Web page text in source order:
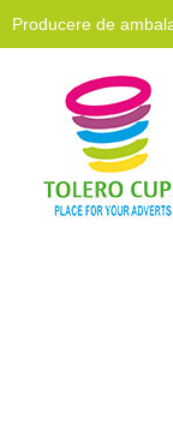
Producere de
produse de catering